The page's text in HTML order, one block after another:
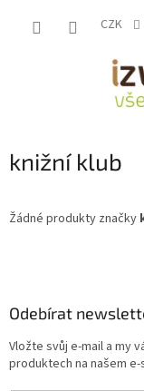
CZK
knižní klub
Žádné produkty značky
Odebírat
Vložte svůj e-mail a my
produktech na našem e-